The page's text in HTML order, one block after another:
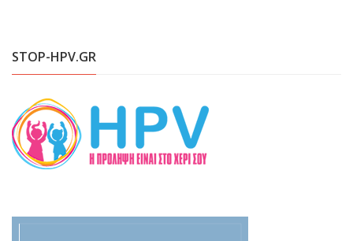
STOP-HPV.GR